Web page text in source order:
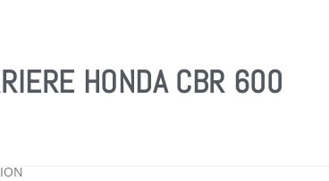
HONDA CBR 600